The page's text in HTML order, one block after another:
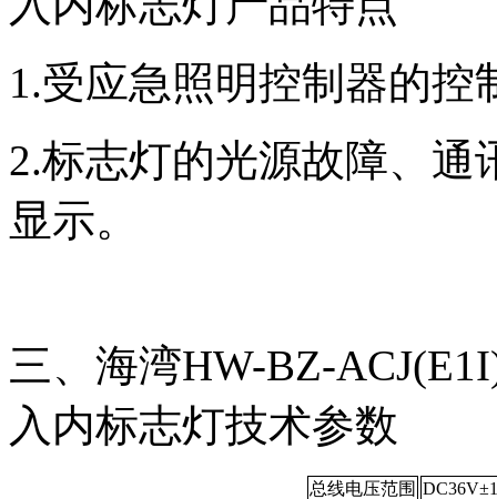
1.受应急照明控制器的
2.标志灯的光源故障、
显示。
三、海湾HW-BZ-
入内标志灯技术参数
总线电压范围